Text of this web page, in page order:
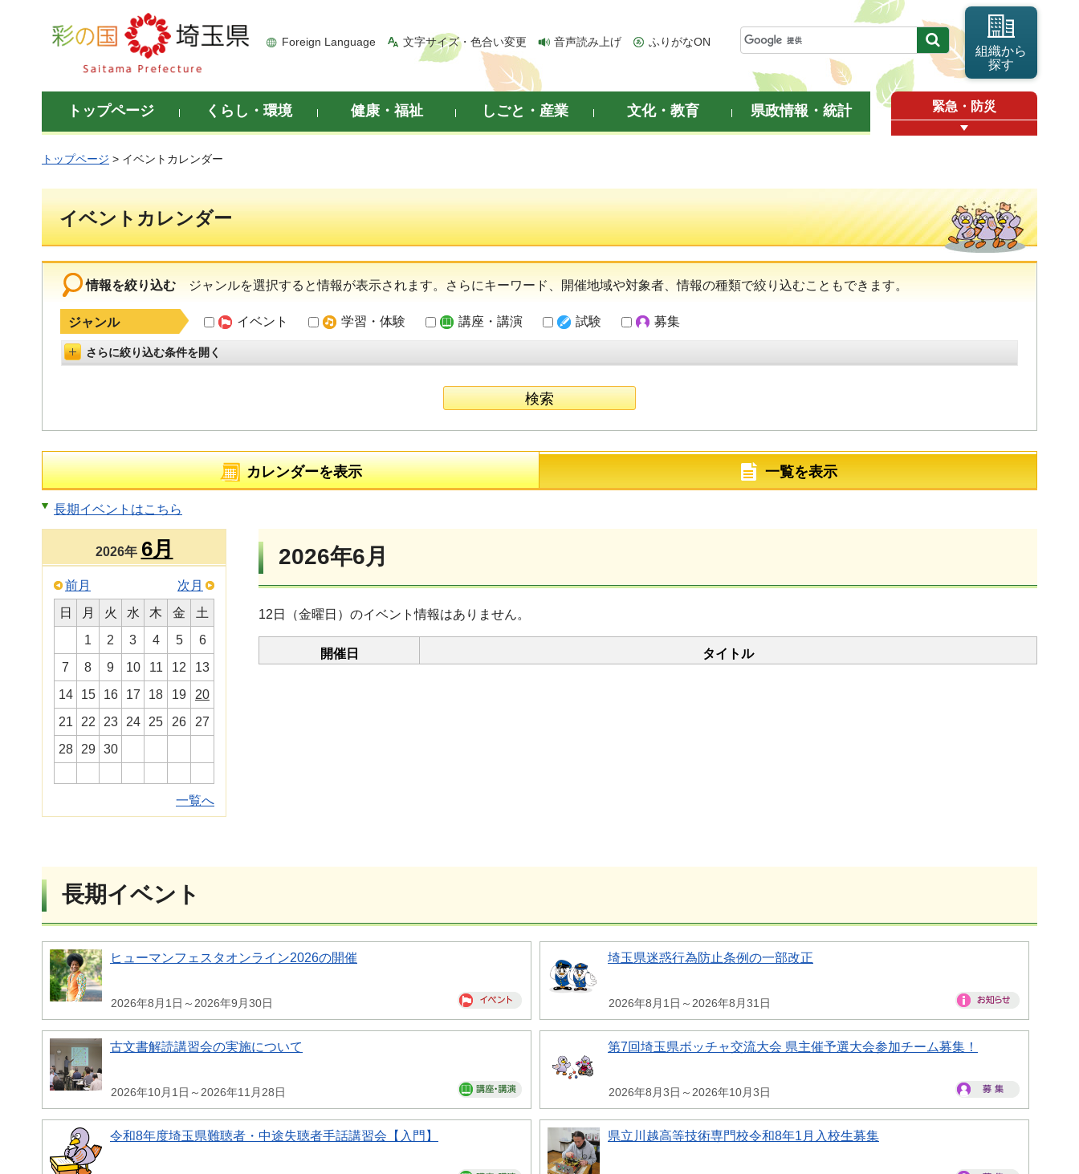
彩の国 埼玉県
Foreign Language 文字サイズ・色合い変更 音声読み上げ ふりがなON
組織から
探す
トップページ くらし・環境 健康・福祉 しごと・産業 文化・教育 県政情報・統計 緊急・防災
トップページ > イベントカレンダー
イベントカレンダー
情報を絞り込む ジャンルを選択すると情報が表示されます。さらにキーワード、開催地域や対象者、情報の種類で絞り込むこともできます。
ジャンル イベント 学習・体験 講座・講演 試験 募集
詳細設定を開く
さらに絞り込む条件を開く
カレンダーを表示 一覧を表示
長期イベントはこちら
2026年 6月
前月
次月
日
月 火 水 木 金
土
1
2 3 4 5
6
7
8 9 10 11 12
13
14
15 16 17 18 19
20
21
22 23 24 25 26
27
28
29 30
一覧へ
2026年6月
12日（金曜日）のイベント情報はありません。
開催日 タイトル
長期イベント
ヒューマンフェスタオンライン2026の開催
2026年8月1日～2026年9月30日
埼玉県迷惑行為防止条例の一部改正
2026年8月1日～2026年8月31日
古文書解読講習会の実施について
2026年10月1日～2026年11月28日
第7回埼玉県ボッチャ交流大会 県主催予選大会参加チーム募集！
2026年8月3日～2026年10月3日
令和8年度埼玉県難聴者・中途失聴者手話講習会【入門】 県立川越高等技術専門校令和8年1月入校生募集